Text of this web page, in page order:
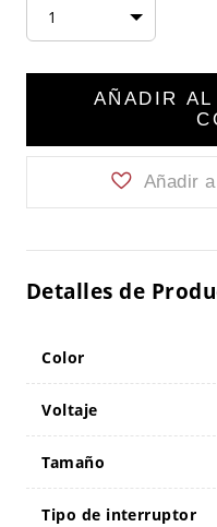
1
AÑADIR
Añadir
Detalles de
Color
Voltaje
Tamaño
Tipo de interruptor